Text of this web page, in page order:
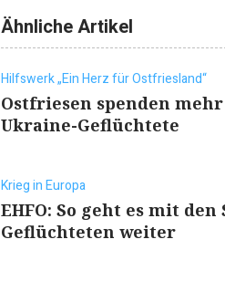
Ähnliche Artikel
Hilfswerk „Ein Herz für Ostfriesland“
Ostfriesen spenden
Ukraine-Geflüchtete
Krieg in Europa
EHFO: So geht es mit
Geflüchteten weiter